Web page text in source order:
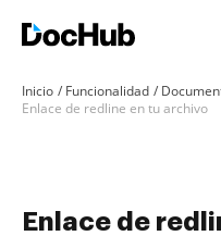
Inicio Funcionalidad
Enlace de redline en tu archivo
Enlace de